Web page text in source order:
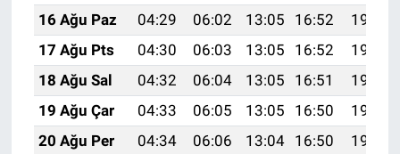
16 Ağu Paz
04:29 06:02 13:05 16:52
19:58
17 Ağu Pts
04:30 06:03 13:05 16:52
19:57
18 Ağu Sal
04:32 06:04 13:05 16:51
19:56
19 Ağu Çar
04:33 06:05 13:05 16:50
19:54
20 Ağu Per
04:34 06:06 13:04 16:50
19:53